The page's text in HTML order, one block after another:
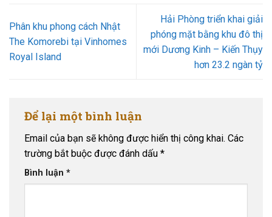
Phân khu phong cách Nhật
The Komorebi tại Vinhomes
Royal Island
Hải Phòng triển khai giải
phóng mặt bằng khu đô thị
mới Dương Kinh – Kiến Thụy
hơn 23.2 ngàn tỷ
Để lại một bình luận
Email của bạn sẽ không được hiển thị công khai. Các
trường bắt buộc được đánh dấu *
Bình luận *